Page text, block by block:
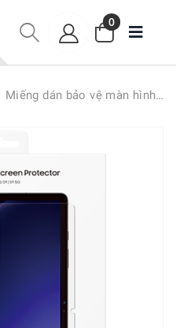
0
Miếng dán bảo vệ màn hình AR Galaxy Tab S9 EF-UX710